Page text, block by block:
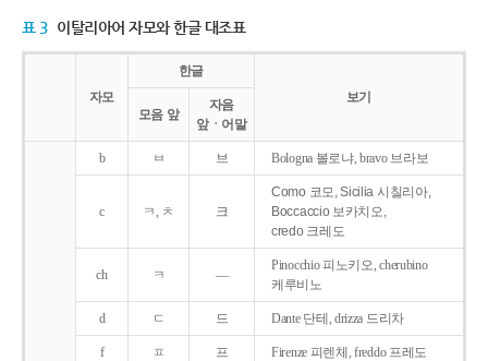
표 3 이탈리아어 자모와 한글 대조표
자모
한글
보기
모음 앞
자음
앞ㆍ어말
b ㅂ 브 Bologna 볼로냐, bravo 브라보
c ㅋ, ㅊ 크
Como 코모, Sicilia 시칠리아,
Boccaccio 보카치오,
credo 크레도
ch ㅋ ―
Pinocchio 피노키오, cherubino
케루비노
d ㄷ 드 Dante 단테, drizza 드리차
f ㅍ 프 Firenze 피렌체, freddo 프레도